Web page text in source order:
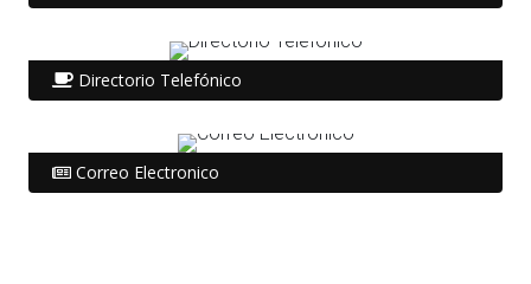
Directorio Telefónico
Correo Electronico